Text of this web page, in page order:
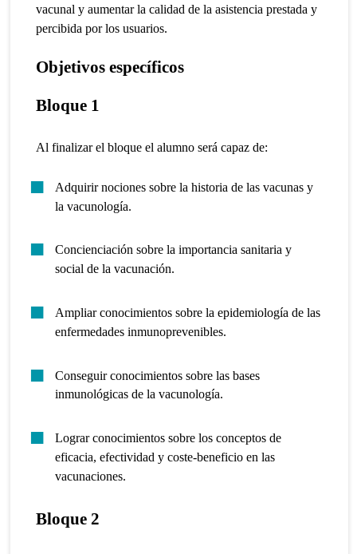
vacunal y aumentar la calidad de la asistencia prestada y
percibida por los usuarios.
Objetivos específicos
Bloque 1
Al finalizar el bloque el alumno será capaz de:
Adquirir nociones sobre la historia de las vacunas y
la vacunología.
Concienciación sobre la importancia sanitaria y
social de la vacunación.
Ampliar conocimientos sobre la epidemiología de las
enfermedades inmunoprevenibles.
Conseguir conocimientos sobre las bases
inmunológicas de la vacunología.
Lograr conocimientos sobre los conceptos de
eficacia, efectividad y coste-beneficio en las
vacunaciones.
Bloque 2